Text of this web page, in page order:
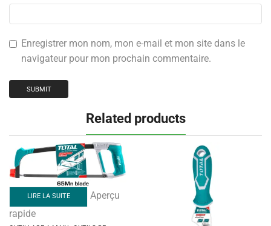
Enregistrer mon nom, mon e-mail et mon site dans le
navigateur pour mon prochain commentaire.
Related products
LIRE LA SUITE
Aperçu
rapide